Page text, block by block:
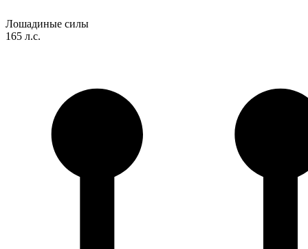
Лошадиные силы
165 л.с.